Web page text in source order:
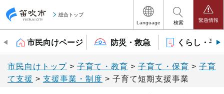
笛吹市
総合トップ
Language
検索 緊急情報
市民向けページ 防災・救急 くらし・手
市民向けトップ > 子育て・教育 > 子育て・保育 > 子育
て支援 > 支援事業・制度 > 子育て短期支援事業